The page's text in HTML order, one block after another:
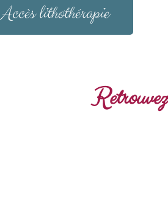
Accès lithothérapie